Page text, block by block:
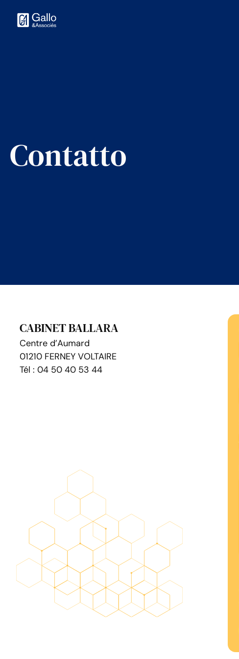
Contatto
CABINET BALLARA
Centre d’Aumard
01210 FERNEY VOLTAIRE
Tél : 04 50 40 53 44